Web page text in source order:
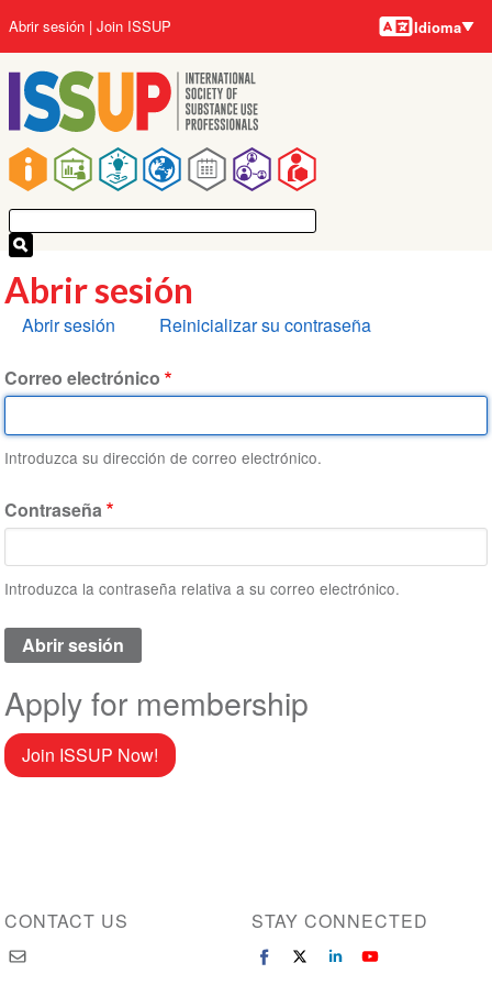
al
contenido
principal
Main
navigation
User
account
menu
Abrir sesión Join ISSUP Idiomas
Idioma
Abrir sesión
Solapas
Abrir sesión Reinicializar su contraseña
Correo electrónico
Introduzca su dirección de correo electrónico.
Contraseña
Introduzca la contraseña relativa a su correo electrónico.
Apply for membership
Join ISSUP Now!
CONTACT US STAY CONNECTED